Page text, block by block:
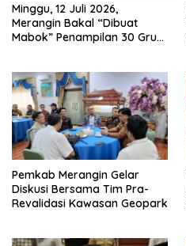
Minggu, 12 Juli 2026,
Merangin Bakal “Dibuat
Mabok” Penampilan 30 Grup
Pemkab Merangin Gelar
Diskusi Bersama Tim Pra-
Revalidasi Kawasan Geopark